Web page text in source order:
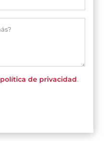
política de privacidad.